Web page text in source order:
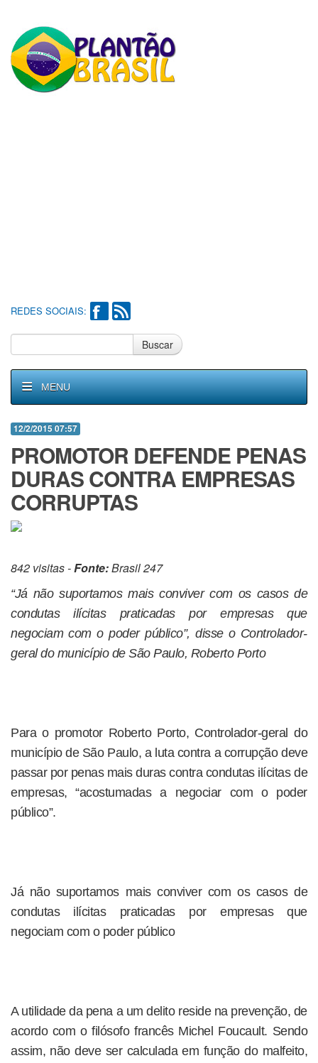
REDES SOCIAIS:
Buscar
MENU
12/2/2015 07:57
PROMOTOR DEFENDE PENAS
DURAS CONTRA EMPRESAS
CORRUPTAS
842 visitas -Fonte:Brasil 247
“Já não suportamos mais conviver com os casos de
condutas ilícitas praticadas por empresas que
negociam com o poder público”, disse o Controlador-
geral do município de São Paulo, Roberto Porto
Para o promotor Roberto Porto, Controlador-geral do
município de São Paulo, a luta contra a corrupção deve
passar por penas mais duras contra condutas ilícitas de
empresas, “acostumadas a negociar com o poder
público”.
Já não suportamos mais conviver com os casos de
condutas ilícitas praticadas por empresas que
negociam com o poder público
A utilidade da pena a um delito reside na prevenção, de
acordo com o filósofo francês Michel Foucault. Sendo
assim, não deve ser calculada em função do malfeito,